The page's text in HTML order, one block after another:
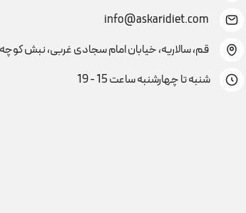
قم، سالاریه، خیابان امام سجادی غربی، نبش
شنبه تا چهارشنبه ساعت 15 - 19